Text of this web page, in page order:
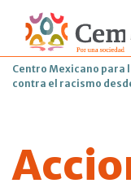
Centro Mexicano para
contra el racismo